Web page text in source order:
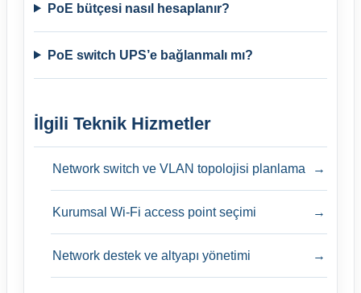
PoE bütçesi nasıl hesaplanır?
PoE switch UPS’e bağlanmalı mı?
İlgili Teknik Hizmetler
Network switch ve VLAN topolojisi planlama →
Kurumsal Wi-Fi access point seçimi →
Network destek ve altyapı yönetimi →